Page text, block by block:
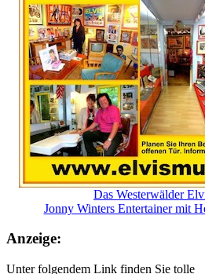
Das Westerwälder
Jonny Winters Entertainer mit
Anzeige:
Unter folgendem Link finden Sie tolle